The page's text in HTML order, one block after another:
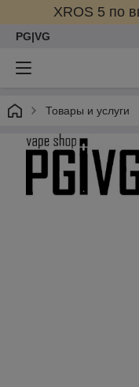
XROS 5 по
PG|VG
Товары и услуги